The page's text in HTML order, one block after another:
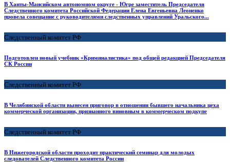
В Ханты-Мансийском автономном округе - Югре заместитель Председателя
Следственного комитета Российской Федерации Елена Евгеньевна Леоненко
провела совещание с руководителями следственных управлений Уральского...
Следственный комитет РФ
Подготовлен новый учебник «Криминалистика» под общей редакцией Председателя
СК России
Следственный комитет РФ
В Челябинской области вынесен приговор в отношении бывшего начальника цеха
коммерческой организации, признанного виновным в коммерческом подкупе
Следственный комитет РФ
В Нижегородской области проходит практический семинар для молодых
следователей Следственного комитета России